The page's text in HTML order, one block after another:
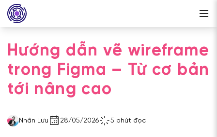
Hướng dẫn vẽ wireframe
trong Figma – Từ cơ bản
tới nâng cao
Nhân Lưu 28/05/2026 5 phút đọc